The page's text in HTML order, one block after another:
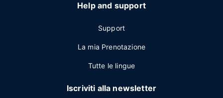
Help and support
Support
La mia Prenotazione
Tutte le lingue
Iscriviti alla newsletter